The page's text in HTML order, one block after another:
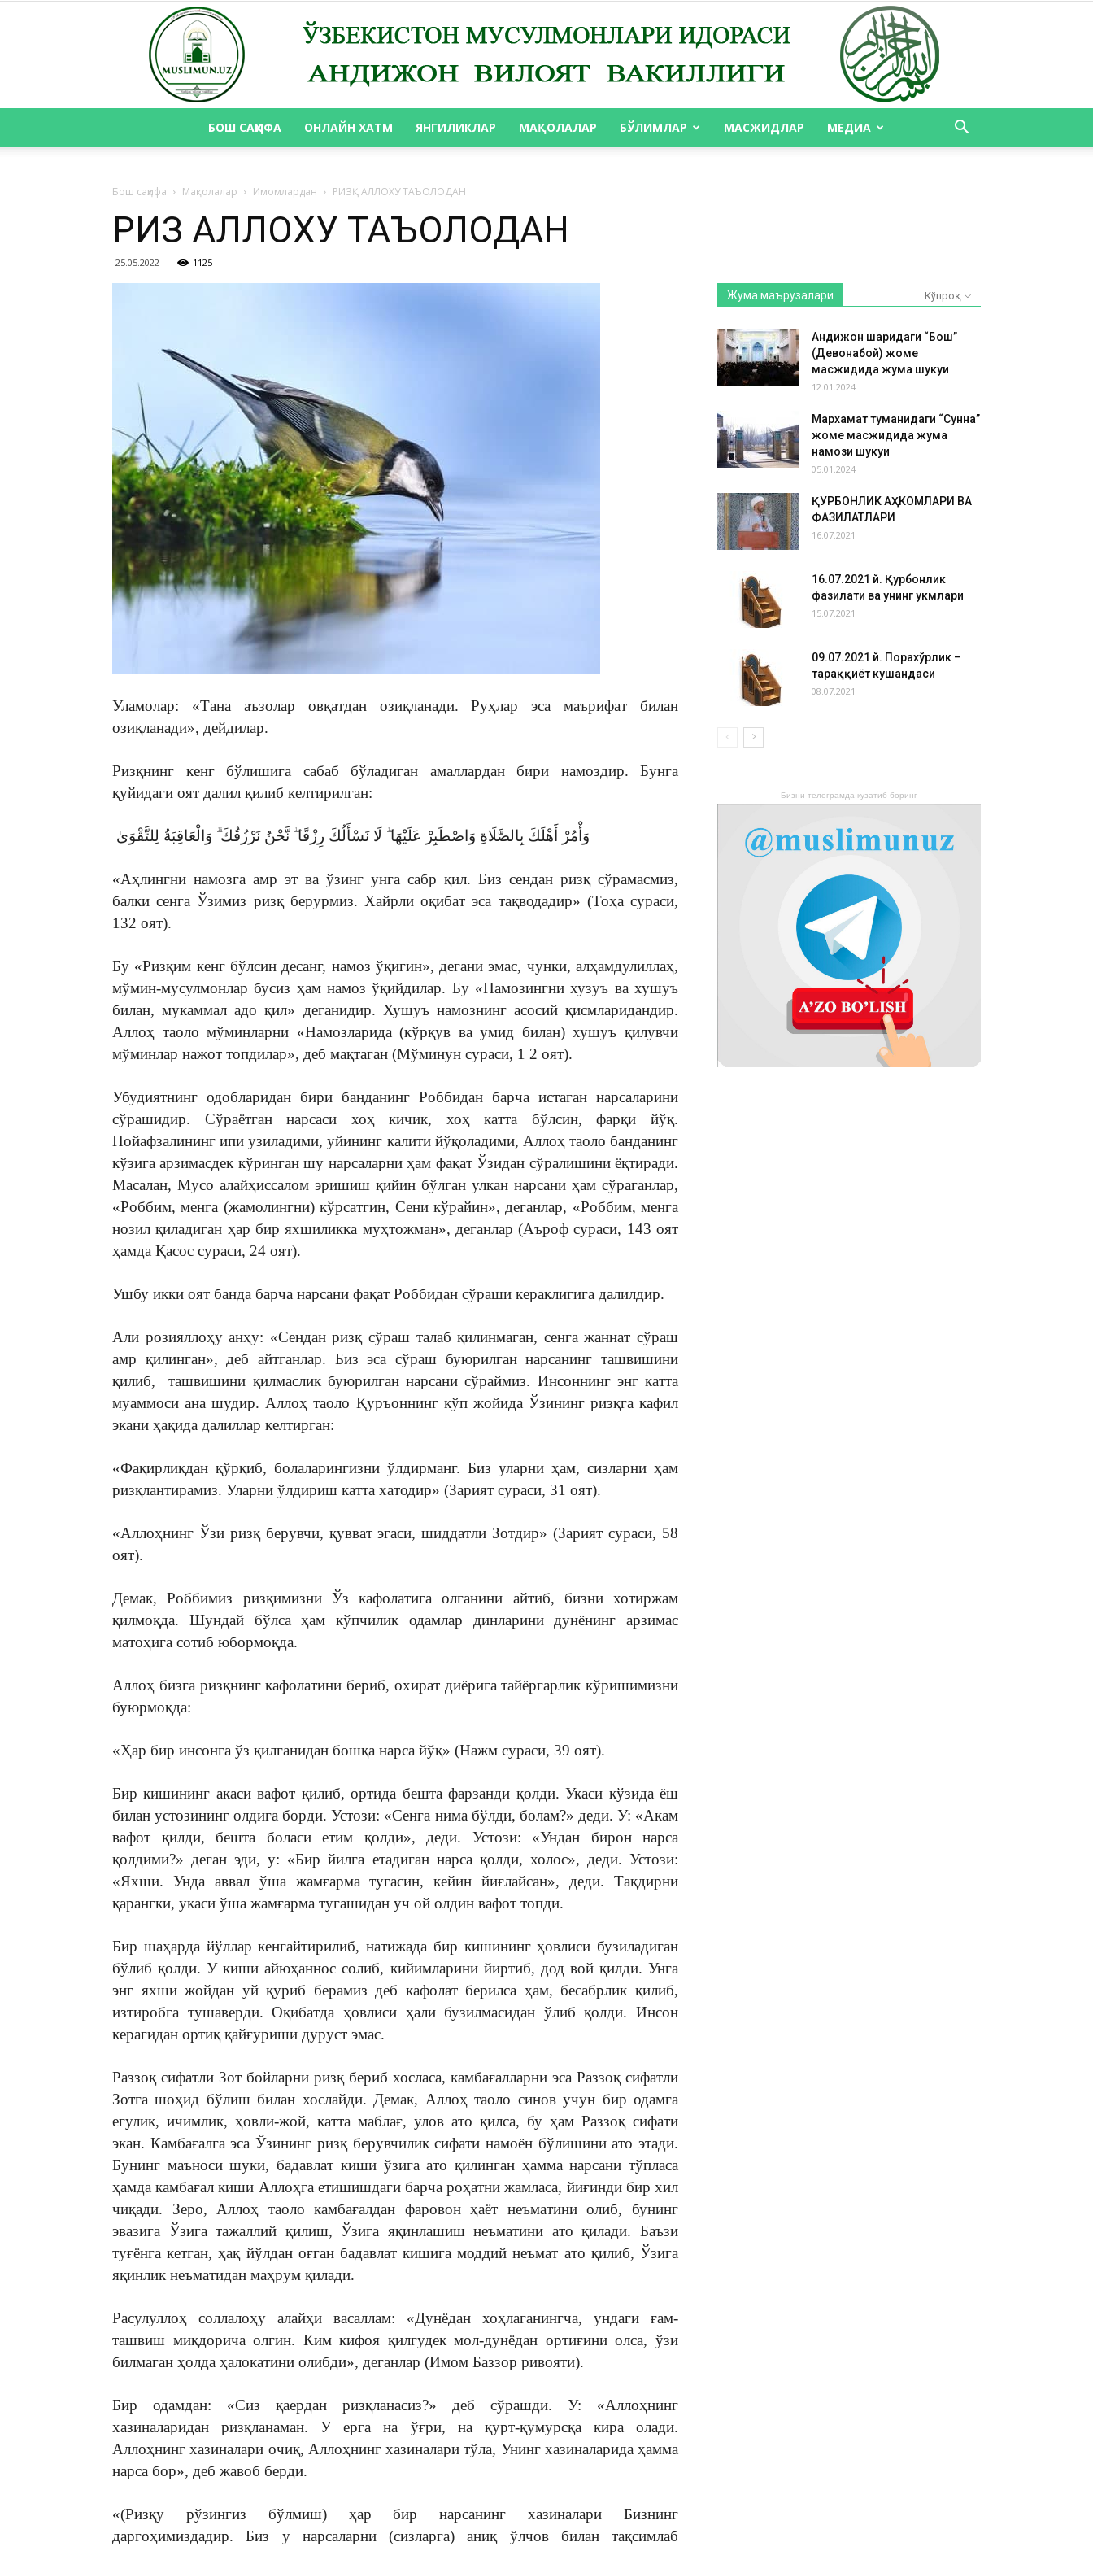
БОШ САҲИФА ОНЛАЙН ХАТМ ЯНГИЛИКЛАР МАҚОЛАЛАР БЎЛИМЛАР МАСЖИДЛАР МЕДИА
Бош саҳифа Мақолалар Имомлардан РИЗҚ АЛЛОХУ ТАЪОЛОДАН
РИЗҚ АЛЛОХУ ТАЪОЛОДАН
25.05.2022 1125
Уламолар: «Тана аъзолар овқатдан озиқланади. Руҳлар эса маърифат билан
озиқланади», дейдилар.
Ризқнинг кенг бўлишига сабаб бўладиган амаллардан бири намоздир. Бунга
қуйидаги оят далил қилиб келтирилган:
وَأْمُرْ أَهْلَكَ بِالصَّلَاةِ وَاصْطَبِرْ عَلَيْهَا ۖ لَا نَسْأَلُكَ رِزْقًا ۖ نَّحْنُ نَرْزُقُكَ ۗ وَالْعَاقِبَةُ لِلتَّقْوَىٰ
«Аҳлингни намозга амр эт ва ўзинг унга сабр қил. Биз сендан ризқ сўрамасмиз,
балки сенга Ўзимиз ризқ берурмиз. Хайрли оқибат эса тақводадир» (Тоҳа сураси,
132 оят).
Бу «Ризқим кенг бўлсин десанг, намоз ўқигин», дегани эмас, чунки, алҳамдулиллаҳ,
мўмин-мусулмонлар бусиз ҳам намоз ўқийдилар. Бу «Намозингни хузуъ ва хушуъ
билан, мукаммал адо қил» деганидир. Хушуъ намознинг асосий қисмларидандир.
Аллоҳ таоло мўминларни «Намозларида (кўрқув ва умид билан) хушуъ қилувчи
мўминлар нажот топдилар», деб мақтаган (Мўминун сураси, 1 2 оят).
Убудиятнинг одобларидан бири банданинг Роббидан барча истаган нарсаларини
сўрашидир. Сўраётган нарсаси хоҳ кичик, хоҳ катта бўлсин, фарқи йўқ.
Пойафзалининг ипи узиладими, уйининг калити йўқоладими, Аллоҳ таоло банданинг
кўзига арзимасдек кўринган шу нарсаларни ҳам фақат Ўзидан сўралишини ёқтиради.
Масалан, Мусо алайҳиссалом эришиш қийин бўлган улкан нарсани ҳам сўраганлар,
«Роббим, менга (жамолингни) кўрсатгин, Сени кўрайин», деганлар, «Роббим, менга
нозил қиладиган ҳар бир яхшиликка муҳтожман», деганлар (Аъроф сураси, 143 оят
ҳамда Қасос сураси, 24 оят).
Ушбу икки оят банда барча нарсани фақат Роббидан сўраши кераклигига далилдир.
Али розияллоҳу анҳу: «Сендан ризқ сўраш талаб қилинмаган, сенга жаннат сўраш
амр қилинган», деб айтганлар. Биз эса сўраш буюрилган нарсанинг ташвишини
қилиб, ташвишини қилмаслик буюрилган нарсани сўраймиз. Инсоннинг энг катта
муаммоси ана шудир. Аллоҳ таоло Қуръоннинг кўп жойида Ўзининг ризқга кафил
экани ҳақида далиллар келтирган:
«Фақирликдан қўрқиб, болаларингизни ўлдирманг. Биз уларни ҳам, сизларни ҳам
ризқлантирамиз. Уларни ўлдириш катта хатодир» (Зарият сураси, 31 оят).
«Аллоҳнинг Ўзи ризқ берувчи, қувват эгаси, шиддатли Зотдир» (Зарият сураси, 58
оят).
Демак, Роббимиз ризқимизни Ўз кафолатига олганини айтиб, бизни хотиржам
қилмоқда. Шундай бўлса ҳам кўпчилик одамлар динларини дунёнинг арзимас
матоҳига сотиб юбормоқда.
Аллоҳ бизга ризқнинг кафолатини бериб, охират диёрига тайёргарлик кўришимизни
буюрмоқда:
«Ҳар бир инсонга ўз қилганидан бошқа нарса йўқ» (Нажм сураси, 39 оят).
Бир кишининг акаси вафот қилиб, ортида бешта фарзанди қолди. Укаси кўзида ёш
билан устозининг олдига борди. Устози: «Сенга нима бўлди, болам?» деди. У: «Акам
вафот қилди, бешта боласи етим қолди», деди. Устози: «Ундан бирон нарса
қолдими?» деган эди, у: «Бир йилга етадиган нарса қолди, холос», деди. Устози:
«Яхши. Унда аввал ўша жамғарма тугасин, кейин йиғлайсан», деди. Тақдирни
қарангки, укаси ўша жамғарма тугашидан уч ой олдин вафот топди.
Бир шаҳарда йўллар кенгайтирилиб, натижада бир кишининг ҳовлиси бузиладиган
бўлиб қолди. У киши айюҳаннос солиб, кийимларини йиртиб, дод вой қилди. Унга
энг яхши жойдан уй қуриб берамиз деб кафолат берилса ҳам, бесабрлик қилиб,
изтиробга тушаверди. Оқибатда ҳовлиси ҳали бузилмасидан ўлиб қолди. Инсон
керагидан ортиқ қайғуриши дуруст эмас.
Раззоқ сифатли Зот бойларни ризқ бериб хосласа, камбағалларни эса Раззоқ сифатли
Зотга шоҳид бўлиш билан хослайди. Демак, Аллоҳ таоло синов учун бир одамга
егулик, ичимлик, ҳовли-жой, катта маблағ, улов ато қилса, бу ҳам Раззоқ сифати
экан. Камбағалга эса Ўзининг ризқ берувчилик сифати намоён бўлишини ато этади.
Бунинг маъноси шуки, бадавлат киши ўзига ато қилинган ҳамма нарсани тўпласа
ҳамда камбағал киши Аллоҳга етишишдаги барча роҳатни жамласа, йиғинди бир хил
чиқади. Зеро, Аллоҳ таоло камбағалдан фаровон ҳаёт неъматини олиб, бунинг
эвазига Ўзига тажаллий қилиш, Ўзига яқинлашиш неъматини ато қилади. Баъзи
туғёнга кетган, ҳақ йўлдан оғган бадавлат кишига моддий неъмат ато қилиб, Ўзига
яқинлик неъматидан маҳрум қилади.
Расулуллоҳ соллалоҳу алайҳи васаллам: «Дунёдан хоҳлаганингча, ундаги ғам-
ташвиш миқдорича олгин. Ким кифоя қилгудек мол-дунёдан ортиғини олса, ўзи
билмаган ҳолда ҳалокатини олибди», деганлар (Имом Баззор ривояти).
Бир одамдан: «Сиз қаердан ризқланасиз?» деб сўрашди. У: «Аллоҳнинг
хазиналаридан ризқланаман. У ерга на ўғри, на қурт-қумурсқа кира олади.
Аллоҳнинг хазиналари очиқ, Аллоҳнинг хазиналари тўла, Унинг хазиналарида ҳамма
нарса бор», деб жавоб берди.
«(Ризқу рўзингиз бўлмиш) ҳар бир нарсанинг хазиналари Бизнинг
даргоҳимиздадир. Биз у нарсаларни (сизларга) аниқ ўлчов билан тақсимлаб
Жума маърузалари Кўпроқ
Андижон шаҳридаги “Бош”
(Девонабой) жоме
масжидида жума шукуҳи
12.01.2024
Мархамат туманидаги “Сунна”
жоме масжидида жума
намози шукуҳи
05.01.2024
ҚУРБОНЛИК АҲКОМЛАРИ ВА
ФАЗИЛАТЛАРИ
16.07.2021
16.07.2021 й. Қурбонлик
фазилати ва унинг ҳукмлари
15.07.2021
09.07.2021 й. Порахўрлик –
тараққиёт кушандаси
08.07.2021
Бизни телеграмда кузатиб боринг